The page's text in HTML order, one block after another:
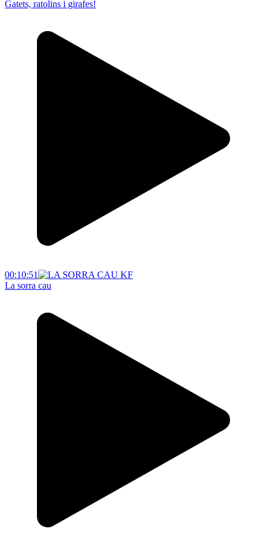
Gatets, ratolins i girafes!
00:10:51
La sorra cau